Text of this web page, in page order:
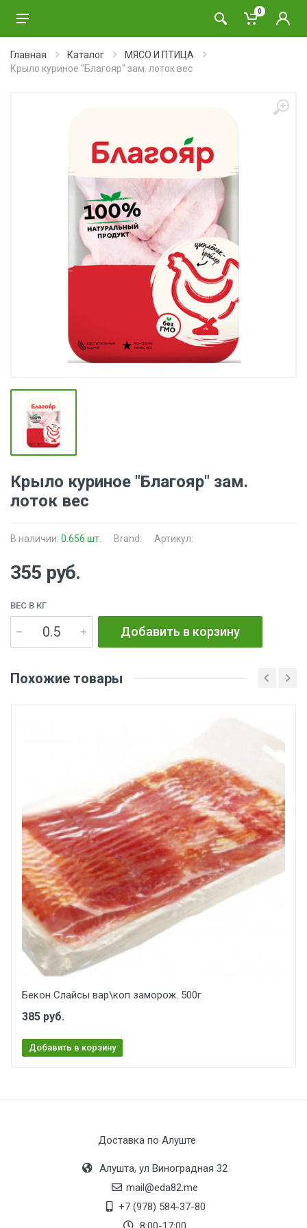
0
Главная Каталог
МЯСО И ПТИЦА
Крыло куриное "Благояр" зам. лоток вес
Крыло куриное "Благояр" зам.
лоток вес
В наличии: 0.656 шт. Brand: Артикул:
355 руб.
ВЕС В КГ
Добавить в корзину
Похожие товары
Бекон Слайсы вар\коп заморож. 500г
385 руб.
Добавить в корзину
Доставка по Алуште
Алушта, ул Виноградная 32
mail@eda82.me
+7 (978) 584-37-80